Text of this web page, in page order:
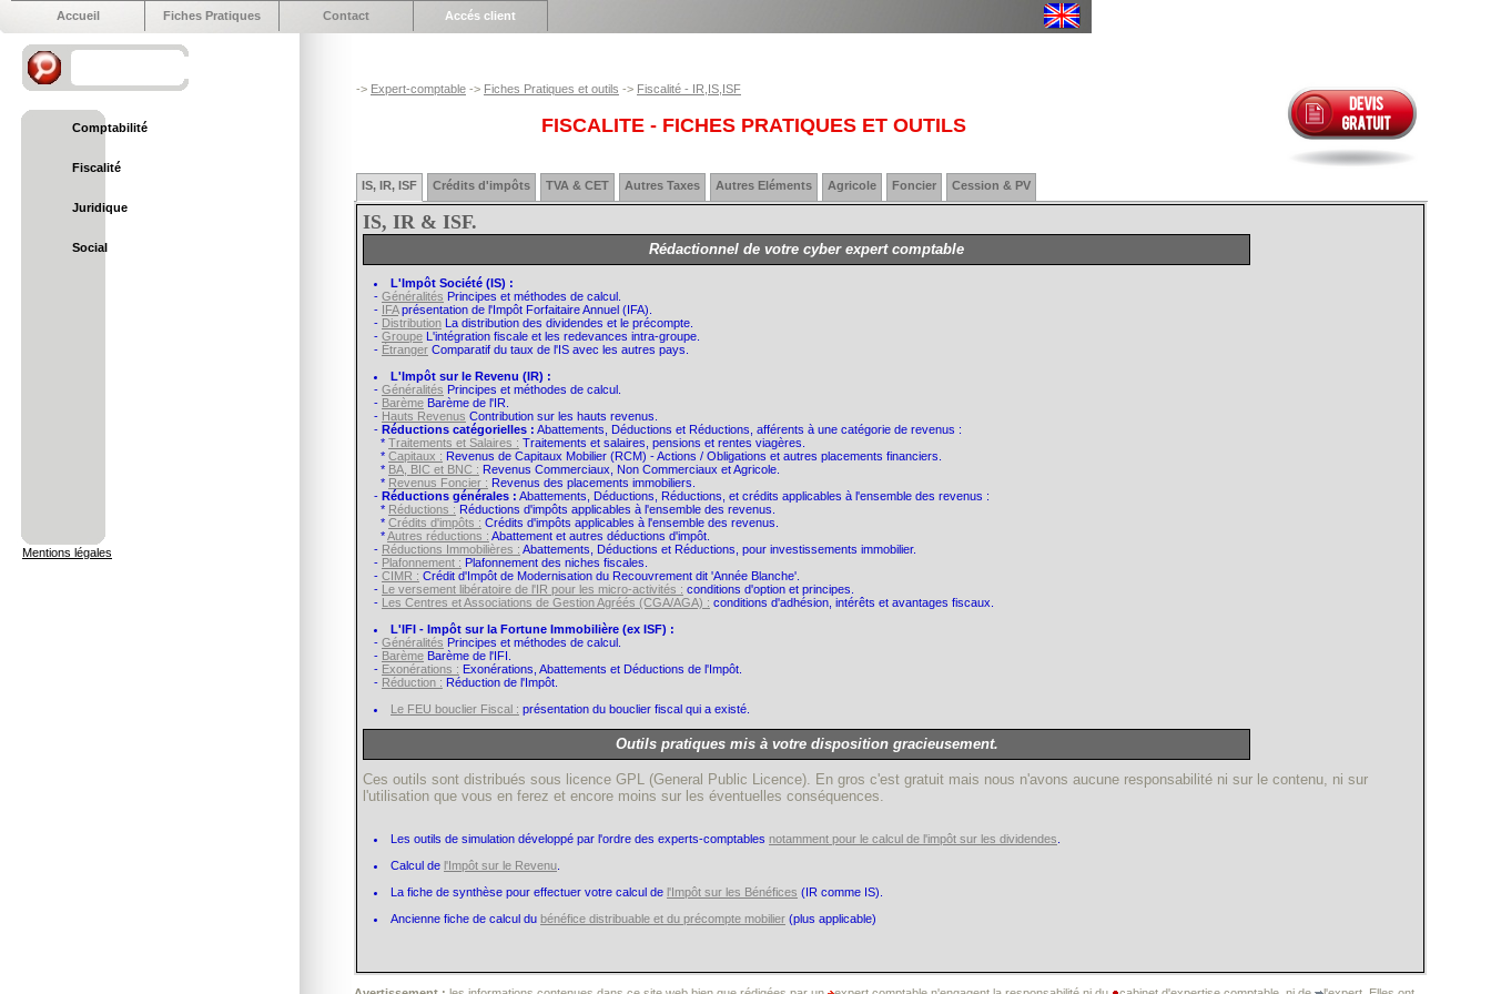
Accueil Fiches Pratiques Contact Accés client
Comptabilité
Fiscalité
Juridique
Social
Mentions légales
-> Expert-comptable -> Fiches Pratiques et outils -> Fiscalité - IR,IS,ISF
FISCALITE - FICHES PRATIQUES ET OUTILS
IS, IR, ISF Crédits d'impôts TVA & CET Autres Taxes Autres Eléments Agricole Foncier Cession & PV
IS, IR & ISF.
Rédactionnel de votre cyber expert comptable
L'Impôt Société (IS) :
- Généralités Principes et méthodes de calcul.
- IFAprésentation de l'Impôt Forfaitaire Annuel (IFA).
- Distribution La distribution des dividendes et le précompte.
- Groupe L'intégration fiscale et les redevances intra-groupe.
- Étranger Comparatif du taux de l'IS avec les autres pays.
L'Impôt sur le Revenu (IR) :
- Généralités Principes et méthodes de calcul.
- Barème Barème de l'IR.
- Hauts Revenus Contribution sur les hauts revenus.
- Réductions catégorielles : Abattements, Déductions et Réductions, afférents à une catégorie de revenus :
* Traitements et Salaires : Traitements et salaires, pensions et rentes viagères.
* Capitaux : Revenus de Capitaux Mobilier (RCM) - Actions / Obligations et autres placements financiers.
* BA, BIC et BNC : Revenus Commerciaux, Non Commerciaux et Agricole.
* Revenus Foncier : Revenus des placements immobiliers.
- Réductions générales : Abattements, Déductions, Réductions, et crédits applicables à l'ensemble des revenus :
* Réductions : Réductions d'impôts applicables à l'ensemble des revenus.
* Crédits d'impôts : Crédits d'impôts applicables à l'ensemble des revenus.
*Autres réductions : Abattement et autres déductions d'impôt.
- Réductions Immobilières : Abattements, Déductions et Réductions, pour investissements immobilier.
- Plafonnement : Plafonnement des niches fiscales.
- CIMR : Crédit d'Impôt de Modernisation du Recouvrement dit 'Année Blanche'.
- Le versement libératoire de l'IR pour les micro-activités : conditions d'option et principes.
- Les Centres et Associations de Gestion Agréés (CGA/AGA) : conditions d'adhésion, intérêts et avantages fiscaux.
L'IFI - Impôt sur la Fortune Immobilière (ex ISF) :
- Généralités Principes et méthodes de calcul.
- Barème Barème de l'IFI.
- Exonérations : Exonérations, Abattements et Déductions de l'Impôt.
- Réduction : Réduction de l'Impôt.
Le FEU bouclier Fiscal : présentation du bouclier fiscal qui a existé.
Outils pratiques mis à votre disposition gracieusement.
Ces outils sont distribués sous licence GPL (General Public Licence). En gros c'est gratuit mais nous n'avons aucune responsabilité ni sur le contenu, ni sur
l'utilisation que vous en ferez et encore moins sur les éventuelles conséquences.
Les outils de simulation développé par l'ordre des experts-comptables notamment pour le calcul de l'impôt sur les dividendes
Calcul de l'Impôt sur le Revenu
La fiche de synthèse pour effectuer votre calcul de l'Impôt sur les Bénéfices (IR comme IS).
Ancienne fiche de calcul du bénéfice distribuable et du précompte mobilier (plus applicable)